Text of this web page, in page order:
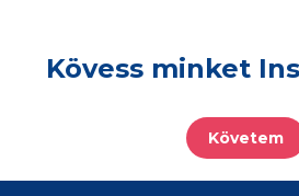
Kövess minket
Követem